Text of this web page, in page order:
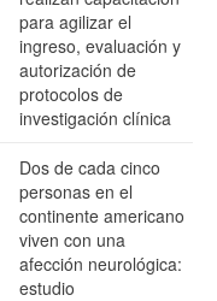
para agilizar el
ingreso, evaluación y
autorización de
protocolos de
investigación clínica
Dos de cada cinco
personas en el
continente americano
viven con una
afección neurológica:
estudio